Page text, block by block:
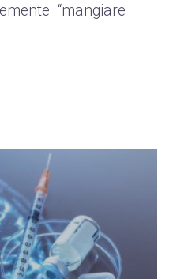
“mangiare